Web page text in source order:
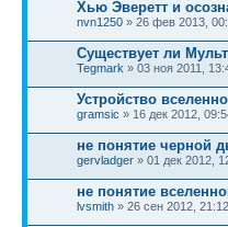
Хью Эверетт и
nvn1250 » 26 фев 2013,
Существует ли
Tegmark » 03 ноя 2011,
Устройство
gramsic » 16 дек 2012,
не понятие черной
gervladger » 01 дек 2012,
не понятие
lvsmith » 26 сен 2012, 21:12